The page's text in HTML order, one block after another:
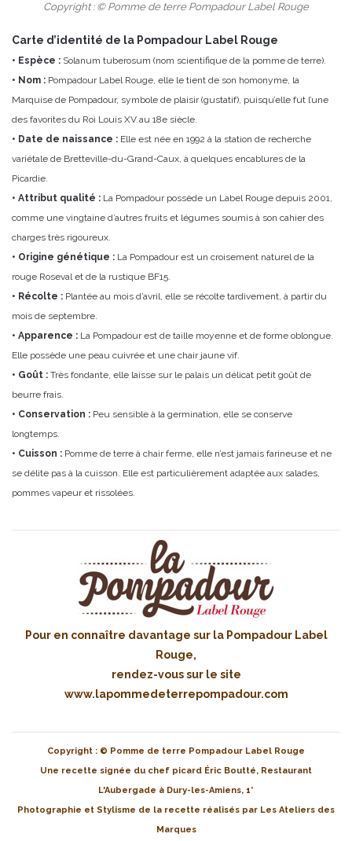
Copyright : © Pomme de terre Pompadour Label Rouge
Carte d’identité de la Pompadour Label Rouge
• Espèce : Solanum tuberosum (nom scientifique de la pomme de terre).
• Nom : Pompadour Label Rouge, elle le tient de son homonyme, la
Marquise de Pompadour, symbole de plaisir (gustatif), puisqu’elle fut l’une
des favorites du Roi Louis XV au 18e siècle.
• Date de naissance : Elle est née en 1992 à la station de recherche
variétale de Bretteville-du-Grand-Caux, à quelques encablures de la
Picardie.
• Attribut qualité : La Pompadour possède un Label Rouge depuis 2001,
comme une vingtaine d’autres fruits et légumes soumis à son cahier des
charges très rigoureux.
• Origine génétique : La Pompadour est un croisement naturel de la
rouge Roseval et de la rustique BF15.
• Récolte : Plantée au mois d’avril, elle se récolte tardivement, à partir du
mois de septembre.
• Apparence : La Pompadour est de taille moyenne et de forme oblongue.
Elle possède une peau cuivrée et une chair jaune vif.
• Goût : Très fondante, elle laisse sur le palais un délicat petit goût de
beurre frais.
• Conservation : Peu sensible à la germination, elle se conserve
longtemps.
• Cuisson : Pomme de terre à chair ferme, elle n’est jamais farineuse et ne
se délite pas à la cuisson. Elle est particulièrement adaptée aux salades,
pommes vapeur et rissolées.
Pour en connaître davantage sur la Pompadour Label
Rouge,
rendez-vous sur le site
www.lapommedeterrepompadour.com
Copyright : © Pomme de terre Pompadour Label Rouge
Une recette signée du chef picard Éric Boutté, Restaurant
L'Aubergade à Dury-les-Amiens, 1*
Photographie et Stylisme de la recette réalisés par Les Ateliers des
Marques